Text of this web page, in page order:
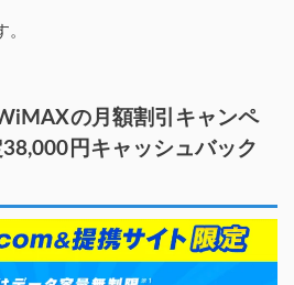
の月額割引キャンペ
円キャッシュバック